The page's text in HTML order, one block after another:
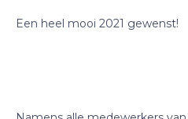
Een heel mooi 2021 gewenst!